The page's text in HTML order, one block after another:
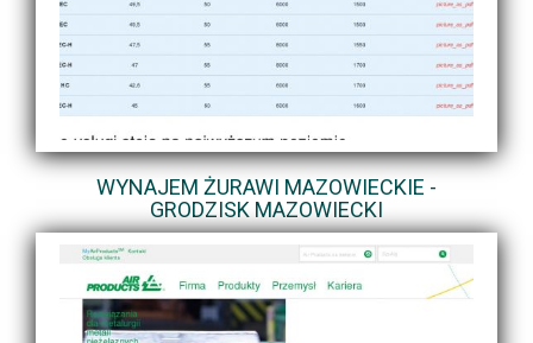
WYNAJEM ŻURAWI MAZOWIECKIE -
GRODZISK MAZOWIECKI